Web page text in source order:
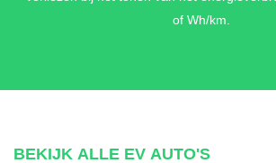
of Wh/km.
BEKIJK ALLE EV AUTO'S